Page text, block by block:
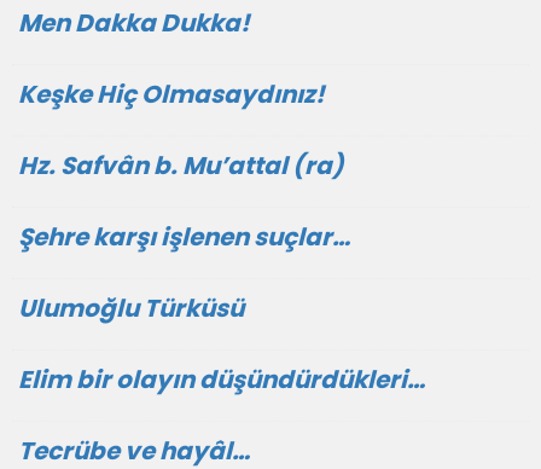
Men Dakka Dukka!
Keşke Hiç Olmasaydınız!
Hz. Safvân b. Mu’attal (ra)
Şehre karşı işlenen suçlar…
Ulumoğlu Türküsü
Elim bir olayın düşündürdükleri…
Tecrübe ve hayâl…